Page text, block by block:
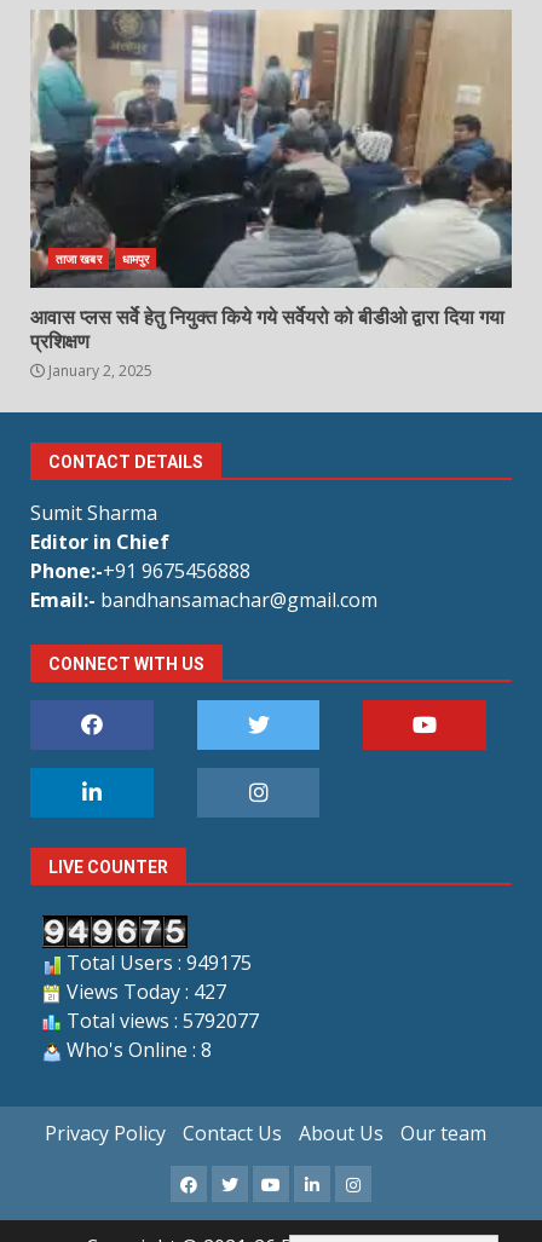
ताजा खबर धामपुर
आवास प्लस सर्वे हेतु नियुक्त किये गये सर्वेयरो को बीडीओ द्वारा दिया गया
प्रशिक्षण
January 2, 2025
CONTACT DETAILS
Sumit Sharma
Editor in Chief
Phone:-+91 9675456888
Email:- bandhansamachar@gmail.com
CONNECT WITH US
LIVE COUNTER
Total Users : 949175
Views Today : 427
Total views : 5792077
Who's Online : 8
Privacy Policy Contact Us About Us Our team
Facebook
X YoutubeLinkedInInstagram